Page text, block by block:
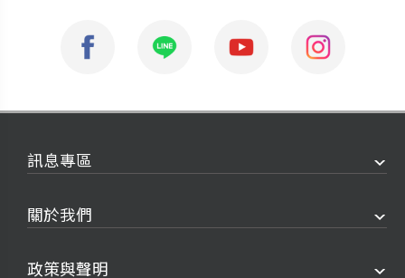
訊息專區
關於我們
政策與聲明